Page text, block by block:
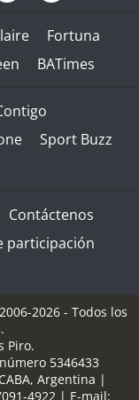
Fortuna
BATimes
Sport Buzz
Contáctenos
participación
2026 - Todos los
Piro.
5346433
CABA, Argentina |
4922 | E-mail: